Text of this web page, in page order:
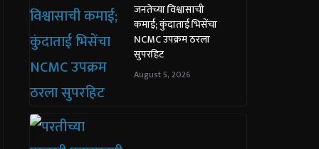
जनतेच्या विश्वासाची
कमाई; कुंदाताई भिसेंचा
NCMC उपक्रम ठरला
सुपरहिट
August 5, 2026